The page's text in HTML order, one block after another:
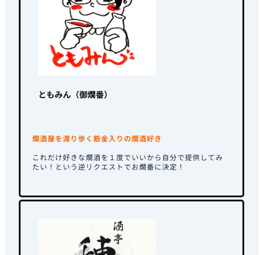
ともみん（御燗番）
燗酒屋を渡り歩く筋金入りの燗酒好き
これだけ好きな燗酒を１度でいいから自分で提供してみ
たい！という逆リクエストでお燗番に決定！